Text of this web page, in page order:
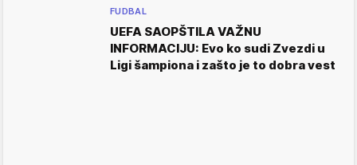
FUDBAL
UEFA SAOPŠTILA VAŽNU
INFORMACIJU: Evo ko sudi Zvezdi u
Ligi šampiona i zašto je to dobra vest